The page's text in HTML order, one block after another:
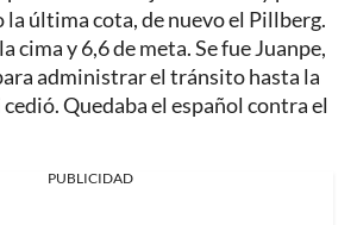
la última cota, de nuevo el Pillberg.
cima y 6,6 de meta. Se fue Juanpe,
administrar el tránsito hasta la
Quedaba el español contra el
PUBLICIDAD